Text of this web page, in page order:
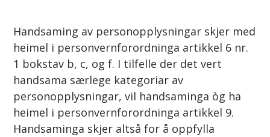
Handsaming av personopplysningar skjer med
heimel i personvernforordninga artikkel 6 nr.
1 bokstav b, c, og f. I tilfelle der det vert
handsama særlege kategoriar av
personopplysningar, vil handsaminga òg ha
heimel i personvernforordninga artikkel 9.
Handsaminga skjer altså for å oppfylla